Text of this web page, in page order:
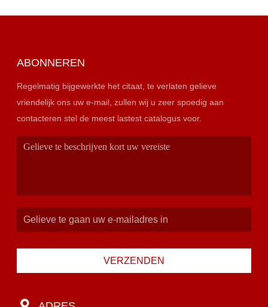
ABONNEREN
Regelmatig bijgewerkte het citaat, te verlaten gelieve
vriendelijk ons uw e-mail, zullen wij u zeer spoedig aan
contacteren stel de meest lastest catalogus voor.
VERZENDEN